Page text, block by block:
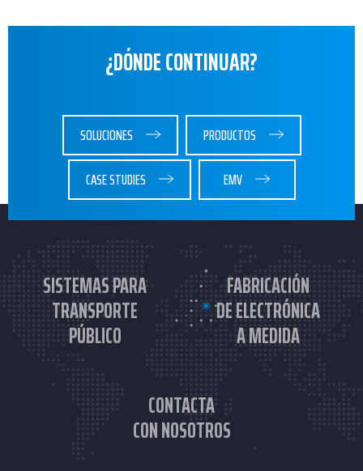
¿DÓNDE CONTINUAR?
SOLUCIONES
PRODUCTOS
CASE STUDIES
EMV
SISTEMAS PARA
TRANSPORTE
PÚBLICO
FABRICACIÓN
DE ELECTRÓNICA
A MEDIDA
CONTACTA
CON NOSOTROS